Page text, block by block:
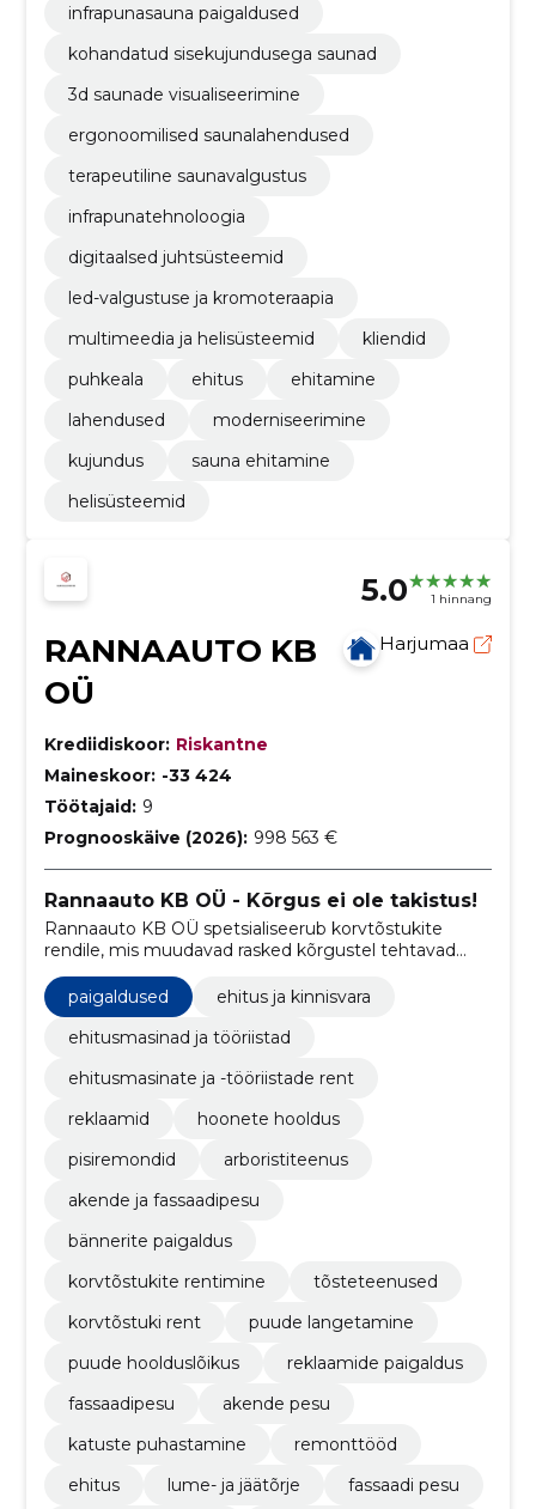
infrapunasauna paigaldused
kohandatud sisekujundusega saunad
3d saunade visualiseerimine
ergonoomilised saunalahendused
terapeutiline saunavalgustus
infrapunatehnoloogia
digitaalsed juhtsüsteemid
led-valgustuse ja kromoteraapia
multimeedia ja helisüsteemid
kliendid
puhkeala
ehitus
ehitamine
lahendused
moderniseerimine
kujundus
sauna ehitamine
helisüsteemid
5.0 1 hinnang
RANNAAUTO KB
OÜ
Harjumaa
Krediidiskoor: Riskantne
Maineskoor: -33 424
Töötajaid: 9
Prognooskäive (2026): 998 563 €
Rannaauto KB OÜ - Kõrgus ei ole takistus!
Rannaauto KB OÜ spetsialiseerub korvtõstukite
rendile, mis muudavad rasked kõrgustel tehtavad
tööd lihtsaks ja ohutuks.
paigaldused
ehitus ja kinnisvara
ehitusmasinad ja tööriistad
ehitusmasinate ja -tööriistade rent
reklaamid
hoonete hooldus
pisiremondid
arboristiteenus
akende ja fassaadipesu
bännerite paigaldus
korvtõstukite rentimine
tõsteteenused
korvtõstuki rent
puude langetamine
puude hoolduslõikus
reklaamide paigaldus
fassaadipesu
akende pesu
katuste puhastamine
remonttööd
ehitus
lume- ja jäätõrje fassaadi pesu